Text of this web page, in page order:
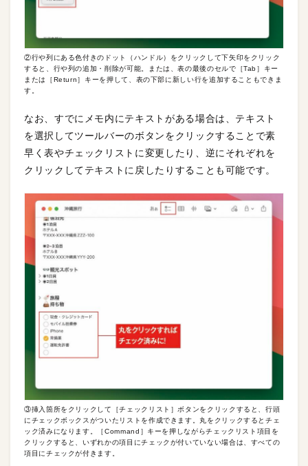
②行や列にある色付きのドット（ハンドル）をクリックして下矢印をクリック
すると、行や列の追加・削除が可能。または、表の最後のセルで［Tab］キー
または［Return］キーを押して、表の下部に新しい行を追加することもできま
す。
なお、すでにメモ内にテキストがある場合は、テキスト
を選択してツールバーのボタンをクリックすることで素
早く表やチェックリストに変更したり、逆にそれぞれを
クリックしてテキストに戻したりすることも可能です。
③挿入箇所をクリックして［チェックリスト］ボタンをクリックすると、行頭
にチェックボックスがついたリストを作成できます。丸をクリックするとチェ
ック済みになります。［Command］キーを押しながらチェックリスト項目を
クリックすると、いずれかの項目にチェックが付いていない場合は、すべての
項目にチェックが付きます。